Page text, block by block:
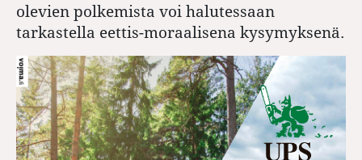
olevien polkemista voi halutessaan
tarkastella eettis-moraalisena kysymyksenä.